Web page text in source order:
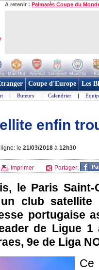
A retenir : Palmarès Coupe du
Man Utd Arsenal Liverpool ManCity
Coupe d'Europe Les
| Buteurs | Calendrier |
enfin
le 21/03/2018 à 12h30
Imprimer Partager:
le Paris Saint-
club
portugaise
de Ligue
9e de Liga
Ce